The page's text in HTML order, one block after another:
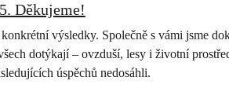
Děkujeme!
výsledky. Společně s vámi jsme
dotýkají – ovzduší, lesy i životní
úspěchů nedosáhli.